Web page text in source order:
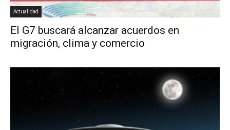
Actualidad
El G7 buscará alcanzar acuerdos en
migración, clima y comercio